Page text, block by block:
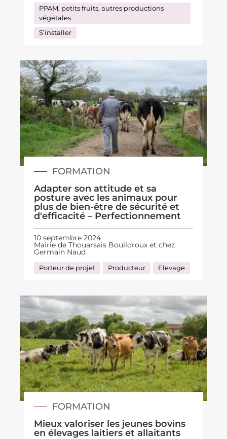
PPAM, petits fruits, autres productions
végétales
S’installer
FORMATION
Adapter son attitude et sa
posture avec les animaux pour
plus de bien-être de sécurité et
d'efficacité – Perfectionnement
10 septembre 2024
Mairie de Thouarsais Bouildroux et chez
Germain Naud
Porteur de projet Producteur Elevage
FORMATION
Mieux valoriser les jeunes bovins
en élevages laitiers et allaitants